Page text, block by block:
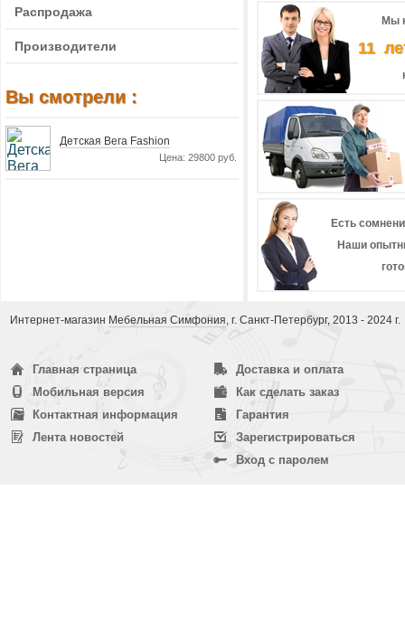
Распродажа
Производители
Вы смотрели :
Детская Вега Fashion
Цена: 29800 руб.
Мы
11
Есть
Наши
Интернет-магазин Мебельная Симфония, г. Санкт-Петербург, 2013 - 2024 г.
Главная страница
Мобильная версия
Контактная информация
Лента новостей
Доставка и оплата
Как сделать заказ
Гарантия
Зарегистрироваться
Вход с паролем